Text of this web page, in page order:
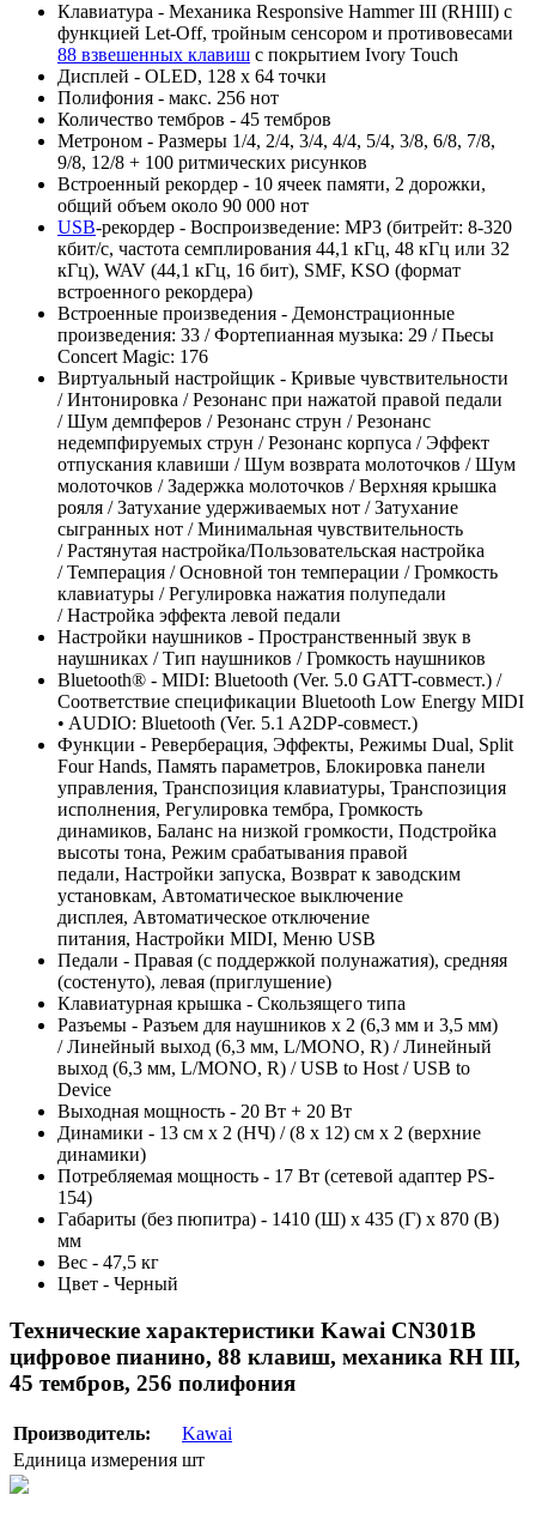
Клавиатура - Механика Responsive Hammer III (RHIII) с
функцией Let-Off, тройным сенсором и противовесами
88 взвешенных клавиш с покрытием Ivory Touch
Дисплей - OLED, 128 x 64 точки
Полифония - макс. 256 нот
Количество тембров - 45 тембров
Метроном - Размеры 1/4, 2/4, 3/4, 4/4, 5/4, 3/8, 6/8, 7/8,
9/8, 12/8 + 100 ритмических рисунков
Встроенный рекордер - 10 ячеек памяти, 2 дорожки,
общий объем около 90 000 нот
USB-рекордер - Воспроизведение: MP3 (битрейт: 8-320
кбит/с, частота семплирования 44,1 кГц, 48 кГц или 32
кГц), WAV (44,1 кГц, 16 бит), SMF, KSO (формат
встроенного рекордера)
Встроенные произведения - Демонстрационные
произведения: 33 / Фортепианная музыка: 29 / Пьесы
Concert Magic: 176
Виртуальный настройщик - Кривые чувствительности
/ Интонировка / Резонанс при нажатой правой педали
/ Шум демпферов / Резонанс струн / Резонанс
недемпфируемых струн / Резонанс корпуса / Эффект
отпускания клавиши / Шум возврата молоточков / Шум
молоточков / Задержка молоточков / Верхняя крышка
рояля / Затухание удерживаемых нот / Затухание
сыгранных нот / Минимальная чувствительность
/ Растянутая настройка/Пользовательская настройка
/ Темперация / Основной тон темперации / Громкость
клавиатуры / Регулировка нажатия полупедали
/ Настройка эффекта левой педали
Настройки наушников - Пространственный звук в
наушниках / Тип наушников / Громкость наушников
Bluetooth® - MIDI: Bluetooth (Ver. 5.0 GATT-совмест.) /
Соответствие спецификации Bluetooth Low Energy MIDI
• AUDIO: Bluetooth (Ver. 5.1 A2DP-совмест.)
Функции - Реверберация, Эффекты, Режимы Dual, Split
Four Hands, Память параметров, Блокировка панели
управления, Транспозиция клавиатуры, Транспозиция
исполнения, Регулировка тембра, Громкость
динамиков, Баланс на низкой громкости, Подстройка
высоты тона, Режим срабатывания правой
педали, Настройки запуска, Возврат к заводским
установкам, Автоматическое выключение
дисплея, Автоматическое отключение
питания, Настройки MIDI, Меню USB
Педали - Правая (с поддержкой полунажатия), средняя
(состенуто), левая (приглушение)
Клавиатурная крышка - Скользящего типа
Разъемы - Разъем для наушников х 2 (6,3 мм и 3,5 мм)
/ Линейный выход (6,3 мм, L/MONO, R) / Линейный
выход (6,3 мм, L/MONO, R) / USB to Host / USB to
Device
Выходная мощность - 20 Вт + 20 Вт
Динамики - 13 см х 2 (НЧ) / (8 х 12) см х 2 (верхние
динамики)
Потребляемая мощность - 17 Вт (сетевой адаптер PS-
154)
Габариты (без пюпитра) - 1410 (Ш) х 435 (Г) х 870 (В)
мм
Вес - 47,5 кг
Цвет - Черный
Технические характеристики Kawai CN301B
цифровое пианино, 88 клавиш, механика RH III,
45 тембров, 256 полифония
Производитель:
Kawai
Единица измерения шт